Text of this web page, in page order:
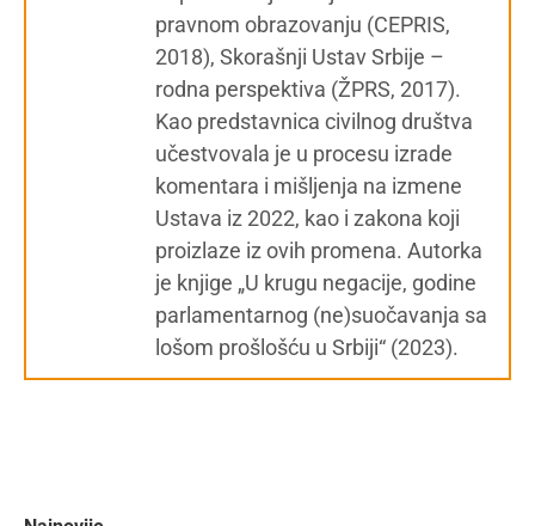
pravnom obrazovanju (CEPRIS,
2018), Skorašnji Ustav Srbije –
rodna perspektiva (ŽPRS, 2017).
Kao predstavnica civilnog društva
učestvovala je u procesu izrade
komentara i mišljenja na izmene
Ustava iz 2022, kao i zakona koji
proizlaze iz ovih promena. Autorka
je knjige „U krugu negacije, godine
parlamentarnog (ne)suočavanja sa
lošom prošlošću u Srbiji“ (2023).